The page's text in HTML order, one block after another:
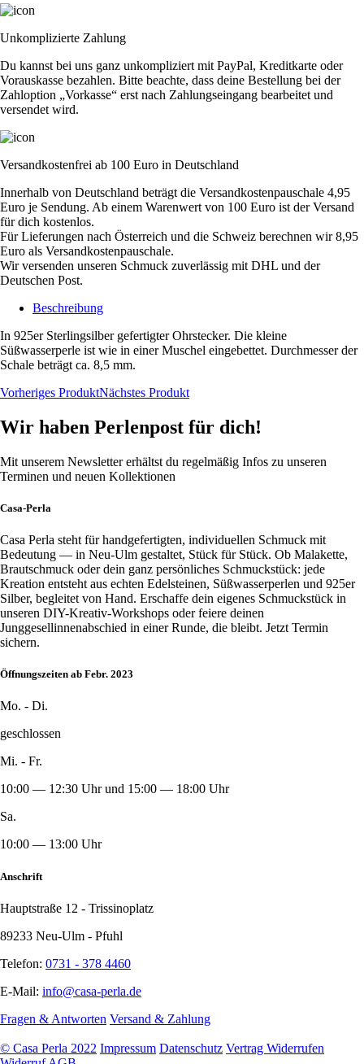
Unkomplizierte Zahlung
Du kannst bei uns ganz unkompliziert mit PayPal, Kreditkarte oder
Vorauskasse bezahlen. Bitte beachte, dass deine Bestellung bei der
Zahloption „Vorkasse“ erst nach Zahlungseingang bearbeitet und
versendet wird.
Versandkostenfrei ab 100 Euro in Deutschland
Innerhalb von Deutschland beträgt die Versandkostenpauschale 4,95
Euro je Sendung. Ab einem Warenwert von 100 Euro ist der Versand
für dich kostenlos.
Für Lieferungen nach Österreich und die Schweiz berechnen wir 8,95
Euro als Versandkostenpauschale.
Wir versenden unseren Schmuck zuverlässig mit DHL und der
Deutschen Post.
Beschreibung
In 925er Sterlingsilber gefertigter Ohrstecker. Die kleine
Süßwasserperle ist wie in einer Muschel eingebettet. Durchmesser der
Schale beträgt ca. 8,5 mm.
Vorheriges ProduktNächstes Produkt
Wir haben Perlenpost für dich!
Mit unserem Newsletter erhältst du regelmäßig Infos zu unseren
Terminen und neuen Kollektionen
Casa-Perla
Casa Perla steht für handgefertigten, individuellen Schmuck mit
Bedeutung — in Neu-Ulm gestaltet, Stück für Stück. Ob Malakette,
Brautschmuck oder dein ganz persönliches Schmuckstück: jede
Kreation entsteht aus echten Edelsteinen, Süßwasserperlen und 925er
Silber, begleitet von Hand. Erschaffe dein eigenes Schmuckstück in
unseren DIY-Kreativ-Workshops oder feiere deinen
Junggesellinnenabschied in einer Runde, die bleibt. Jetzt Termin
sichern.
Öffnungszeiten ab Febr. 2023
Mo. - Di.
geschlossen
Mi. - Fr.
10:00 — 12:30 Uhr und 15:00 — 18:00 Uhr
Sa.
10:00 — 13:00 Uhr
Anschrift
Hauptstraße 12 - Trissinoplatz
89233 Neu-Ulm - Pfuhl
Telefon: 0731 - 378 4460
E-Mail: info@casa-perla.de
Fragen & Antworten Versand & Zahlung
© Casa Perla 2022 Impressum Datenschutz Vertrag Widerrufen